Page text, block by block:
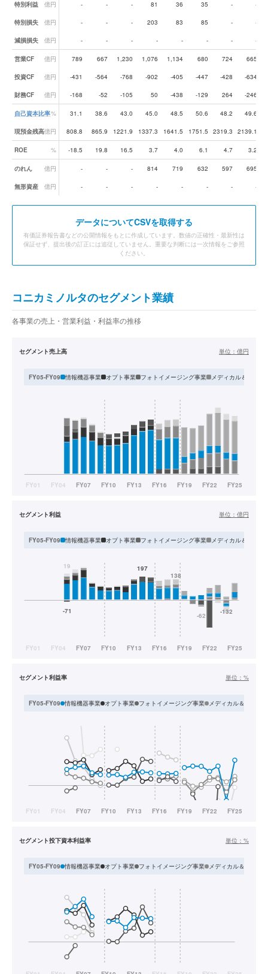
特別利益 億円 - - - 81 36 35 - -
特別損失 億円 - - - 203 83 85 - -
減損損失 億円 - - - - - - - -
営業CF 億円 789 667 1,230 1,076 1,134 680 724 665
投資CF 億円 -431 -564 -768 -902 -405 -447 -428 -634
財務CF 億円 -168 -52 -105 50 -438 -129 264 -246
自己資本比率% 31.1 38.6 43.0 45.0 48.5 50.6 48.2 49.6
現預金残高億円 808.8 865.9 1221.9 1337.3 1641.5 1751.5 2319.3 2139.1
ROE % -18.5 19.8 16.5 3.7 4.0 6.1 4.7 3.2
のれん 億円 - - - 814 719 632 597 695
無形資産 億円 - - - - - - - -
データについてCSVを取得する
有価証券報告書などの公開情報をもとに作成しています。数値の正確性・最新性は
保証せず、提出後の訂正には追従していません。重要な判断には一次情報をご参照
ください。
コニカミノルタのセグメント業績
各事業の売上・営業利益・利益率の推移
セグメント売上高 単位： 億円
FY05-FY09 情報機器事業 オプト事業 フォトイメージング事業 メディカル＆グラフ
セグメント利益 単位： 億円
FY05-FY09 情報機器事業 オプト事業 フォトイメージング事業 メディカル＆グラフ
セグメント利益率 単位： %
FY05-FY09 情報機器事業 オプト事業 フォトイメージング事業 メディカル＆グラフ
セグメント投下資本利益率 単位： %
FY05-FY09 情報機器事業 オプト事業 フォトイメージング事業 メディカル＆グラフ